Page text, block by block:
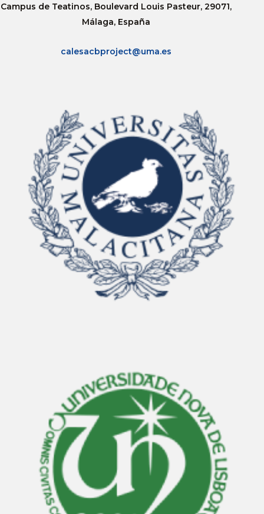
Campus de Teatinos, Boulevard Louis Pasteur, 29071,
Málaga, España
calesacbproject@uma.es